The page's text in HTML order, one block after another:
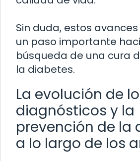
Sin duda, estos
un paso importante
búsqueda de una cura
la diabetes.
La evolución de
diagnósticos y la
prevención de la
a lo largo de los